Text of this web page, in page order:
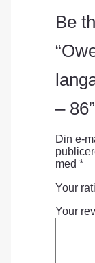
Be
– 86”
Din e-
med *
Your
Your